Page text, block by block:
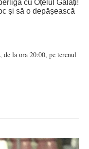
cu Oțelul Galați!
și să o depășească
de la ora 20:00, pe terenul